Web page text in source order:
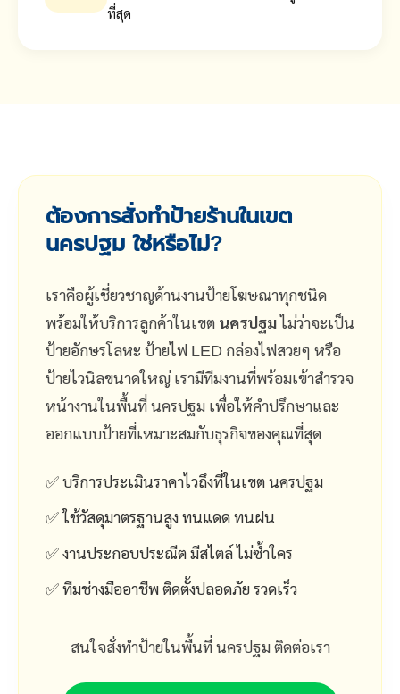
ที่สุด
ต้องการสั่งทำป้ายร้านในเขต
นครปฐม ใช่หรือไม่?
เราคือผู้เชี่ยวชาญด้านงานป้ายโฆษณาทุกชนิด
พร้อมให้บริการลูกค้าในเขต นครปฐมไม่ว่าจะเป็น
ป้ายอักษรโลหะ ป้ายไฟ LED กล่องไฟสวยๆ หรือ
ป้ายไวนิลขนาดใหญ่ เรามีทีมงานที่พร้อมเข้าสำรวจ
หน้างานในพื้นที่ นครปฐม เพื่อให้คำปรึกษาและ
ออกแบบป้ายที่เหมาะสมกับธุรกิจของคุณที่สุด
✅ บริการประเมินราคาไวถึงที่ในเขต นครปฐม
✅ ใช้วัสดุมาตรฐานสูง ทนแดด ทนฝน
✅ งานประกอบประณีต มีสไตล์ ไม่ซ้ำใคร
✅ ทีมช่างมืออาชีพ ติดตั้งปลอดภัย รวดเร็ว
สนใจสั่งทำป้ายในพื้นที่ นครปฐม ติดต่อเรา